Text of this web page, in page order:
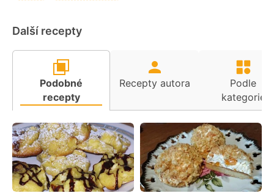
Další recepty
Podobné
recepty
Recepty autora
Podle
kategorie